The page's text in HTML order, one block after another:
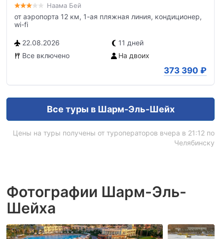
Наама Бей
от аэропорта 12 км, 1-ая пляжная линия, кондиционер,
wi-fi
22.08.2026
11 дней
Все включено
На двоих
373 390 ₽
Все туры в Шарм-Эль-Шейх
Цены на туры получены от туроператоров вчера в 21:12 по
Челябинску
Фотографии Шарм-Эль-
Шейха